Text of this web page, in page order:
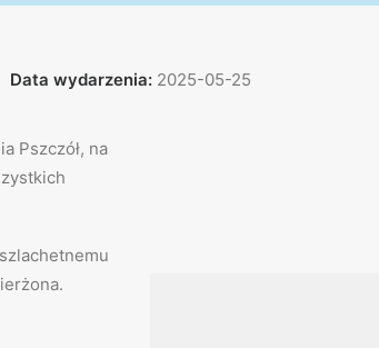
Data wydarzenia:2025-05-25
Pszczół, na